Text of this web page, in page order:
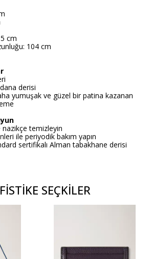
cm
104 cm
derisi
yumuşak ve güzel bir patina kazanan
temizleyin
ile periyodik bakım yapın
sertifikalı Alman tabakhane derisi
SEÇKİLER